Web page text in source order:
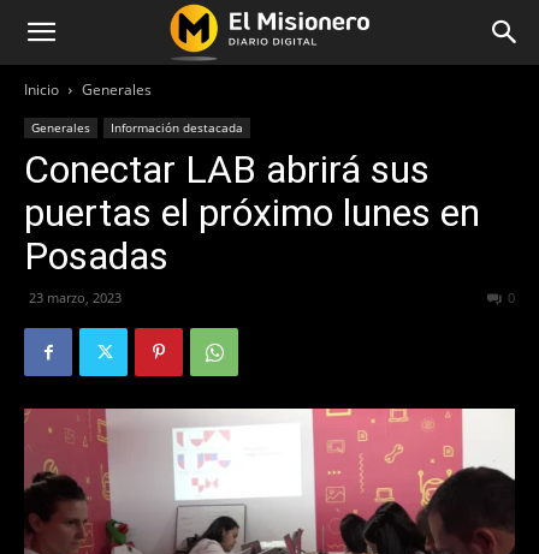
Inicio Generales
Generales Información destacada
Conectar LAB abrirá sus
puertas el próximo lunes en
Posadas
23 marzo, 2023 0